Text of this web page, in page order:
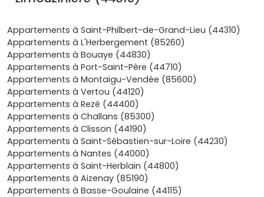
maisons neuves
à des
tarifs plus doux, parfait pour une première
acquisition.
Confort et normes récentes
: unemaison neuve à
La Limouzinièrete garantit des prestations
modernes, une bonne isolation et des
consommations maîtrisées grâce à la
(chauffage performant, conception bioclimatique,
matériaux durables).
Garanties du neuf : tu bénéficies de la garantie
décennale, de la garantie biennale et de la
garantie de parfait achèvement , plus des
notaire réduits par rapport à l'ancien.
Appartements à Saint-Philbert-de-Grand-Lieu (44310)
Appartements à L'Herbergement (85260)
Appartements à Bouaye (44830)
Appartements à Port-Saint-Père (44710)
Appartements à Montaigu-Vendée (85600)
Appartements à Vertou (44120)
Appartements à Rezé (44400)
Appartements à Challans (85300)
Appartements à Clisson (44190)
Appartements à Saint-Sébastien-sur-Loire (44230)
Appartements à Nantes (44000)
Appartements à Saint-Herblain (44800)
Appartements à Aizenay (85190)
Appartements à Basse-Goulaine (44115)